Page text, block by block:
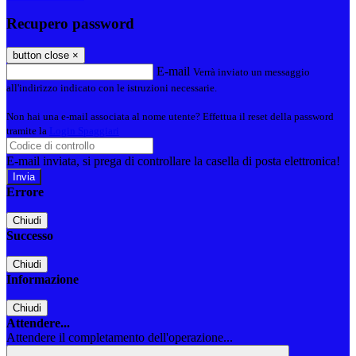
Recupero password
button close ×
E-mail Verrà inviato un messaggio
all'indirizzo indicato con le istruzioni necessarie.
Non hai una e-mail associata al nome utente? Effettua il reset della password
tramite la
E-mail inviata, si prega di controllare la casella di posta elettronica!
Errore
Chiudi
Successo
Chiudi
Informazione
Chiudi
Attendere...
Attendere il completamento dell'operazione...